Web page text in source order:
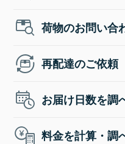
荷物のお問い合
再配達のご依頼
お届け日数を調
料金を計算・調